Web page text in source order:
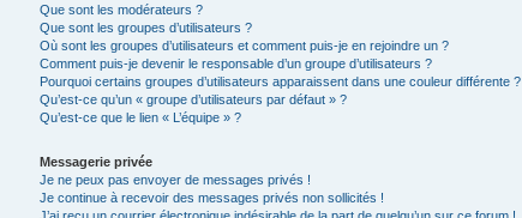
Que sont les modérateurs ?
Que sont les groupes d’utilisateurs ?
Où sont les groupes d’utilisateurs et comment puis-je en rejoindre un ?
Comment puis-je devenir le responsable d’un groupe d’utilisateurs ?
Pourquoi certains groupes d’utilisateurs apparaissent dans une couleur différente ?
Qu’est-ce qu’un « groupe d’utilisateurs par défaut » ?
Qu’est-ce que le lien « L’équipe » ?
Messagerie privée
Je ne peux pas envoyer de messages privés !
Je continue à recevoir des messages privés non sollicités !
J’ai reçu un courrier électronique indésirable de la part de quelqu’un sur ce forum !